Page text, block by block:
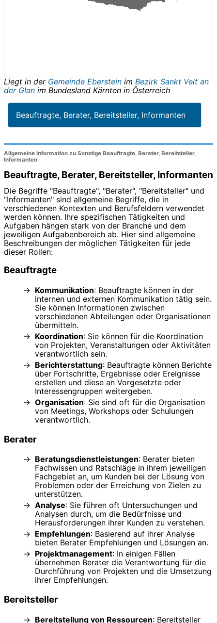
Liegt in der Gemeinde Eberstein im Bezirk Sankt Veit an
der Glan im Bundesland Kärnten in Österreich
Beauftragte, Berater, Bereitsteller, Informanten
Allgemeine Information zu Sonstige Beauftragte, Berater, Bereitsteller,
Informanten
Beauftragte, Berater, Bereitsteller, Informanten
Die Begriffe "Beauftragte", "Berater", "Bereitsteller" und
"Informanten" sind allgemeine Begriffe, die in
verschiedenen Kontexten und Berufsfeldern verwendet
werden können. Ihre spezifischen Tätigkeiten und
Aufgaben hängen stark von der Branche und dem
jeweiligen Aufgabenbereich ab. Hier sind allgemeine
Beschreibungen der möglichen Tätigkeiten für jede
dieser Rollen:
Beauftragte
Kommunikation: Beauftragte können in der
internen und externen Kommunikation tätig sein.
Sie können Informationen zwischen
verschiedenen Abteilungen oder Organisationen
übermitteln.
Koordination: Sie können für die Koordination
von Projekten, Veranstaltungen oder Aktivitäten
verantwortlich sein.
Berichterstattung: Beauftragte können Berichte
über Fortschritte, Ergebnisse oder Ereignisse
erstellen und diese an Vorgesetzte oder
Interessengruppen weitergeben.
Organisation: Sie sind oft für die Organisation
von Meetings, Workshops oder Schulungen
verantwortlich.
Berater
Beratungsdienstleistungen: Berater bieten
Fachwissen und Ratschläge in ihrem jeweiligen
Fachgebiet an, um Kunden bei der Lösung von
Problemen oder der Erreichung von Zielen zu
unterstützen.
Analyse: Sie führen oft Untersuchungen und
Analysen durch, um die Bedürfnisse und
Herausforderungen ihrer Kunden zu verstehen.
Empfehlungen: Basierend auf ihrer Analyse
bieten Berater Empfehlungen und Lösungen an.
Projektmanagement: In einigen Fällen
übernehmen Berater die Verantwortung für die
Durchführung von Projekten und die Umsetzung
ihrer Empfehlungen.
Bereitsteller
Bereitstellung von Ressourcen: Bereitsteller